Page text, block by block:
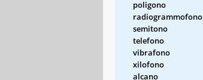
poligono
radiogrammofono
semitono
telefono
vibrafono
xilofono
alcano